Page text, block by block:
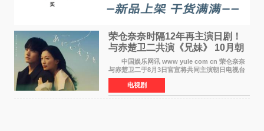
荣仓奈奈时隔12年再主演日剧！
与赤楚卫二共演《兄妹》 10月朝
日新档开播
中国娱乐网讯 www yule com cn 荣仓奈奈
与赤楚卫二于8月3日官宣将共同主演朝日电视台
日剧《兄妹》（10月开播，每周六晚10点播
出）。这也是荣仓奈奈继TBS剧集《为了N》之
后，暌违12年再度担
电视剧